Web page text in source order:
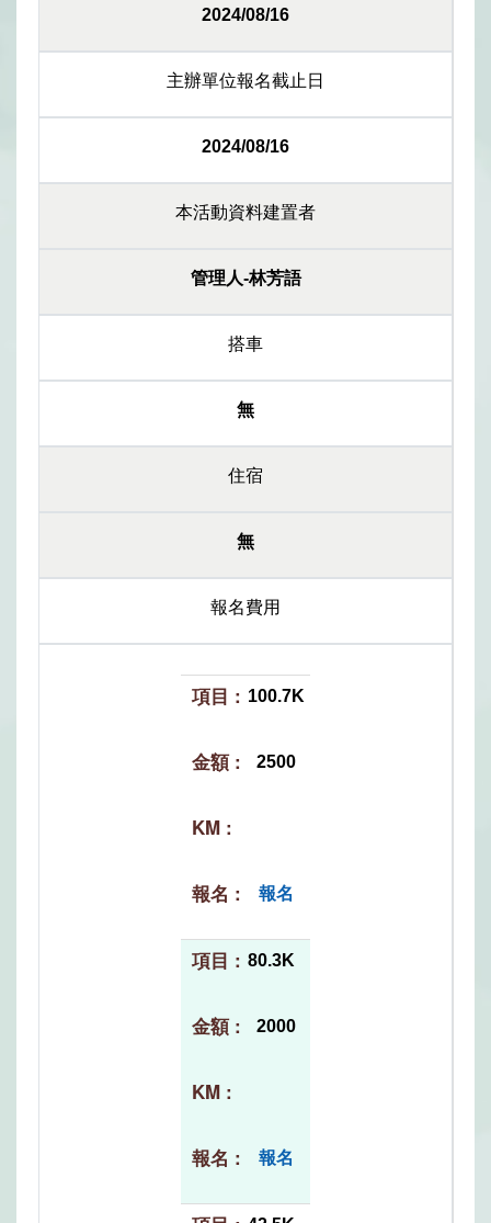
2024/08/16
主辦單位報名截止日
2024/08/16
本活動資料建置者
管理人-林芳語
搭車
無
住宿
無
報名費用
100.7K
2500
報名
80.3K
2000
報名